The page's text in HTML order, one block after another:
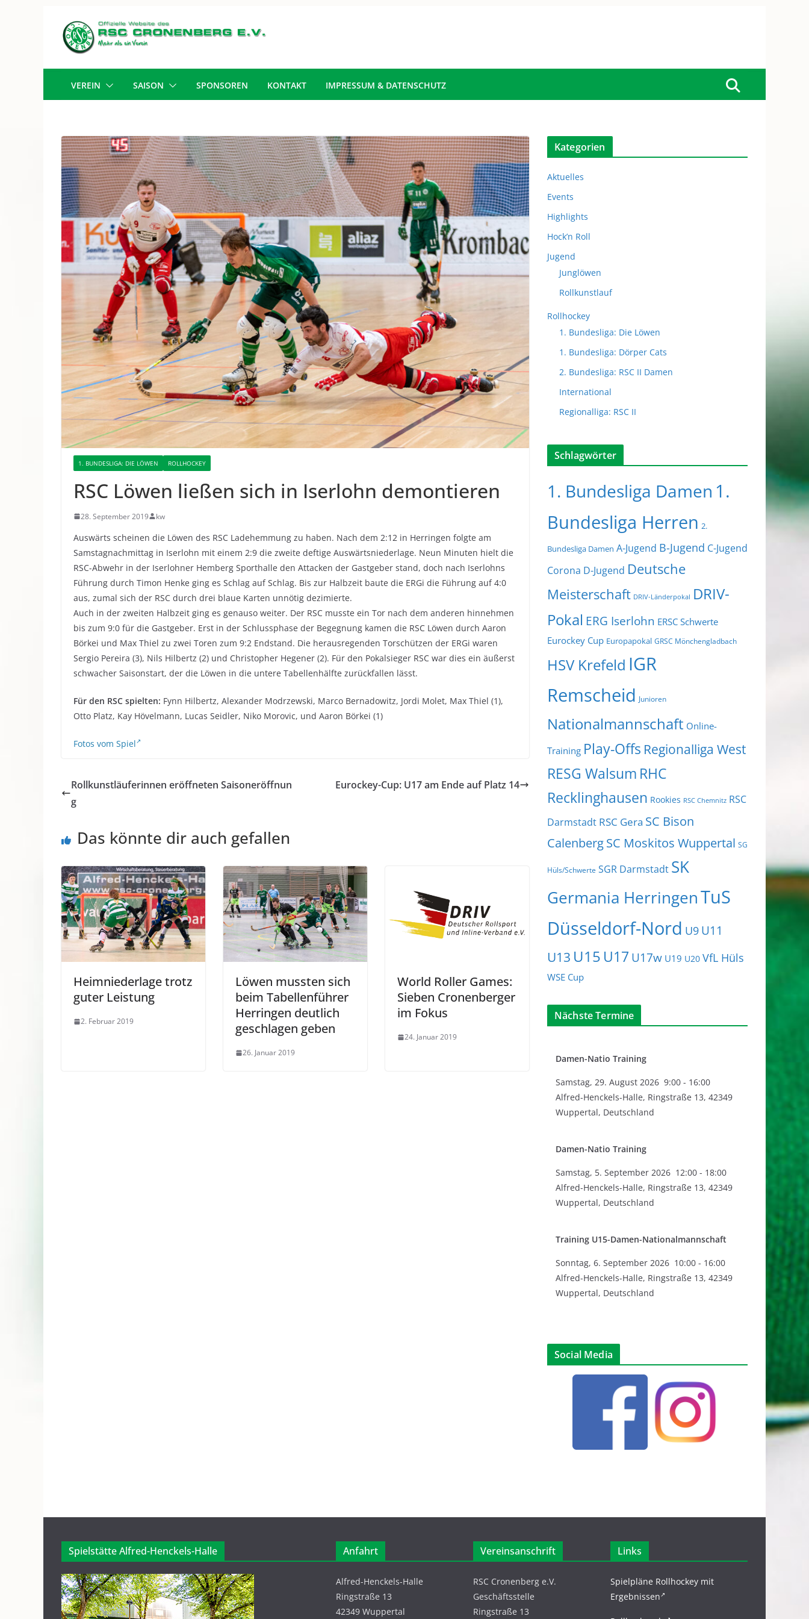
Inhalt
springen
VEREIN SAISON SPONSOREN KONTAKT IMPRESSUM & DATENSCHUTZ
1. BUNDESLIGA: DIE LÖWEN ROLLHOCKEY
RSC Löwen ließen sich in Iserlohn demontieren
28. September 2019 kw
Auswärts scheinen die Löwen des RSC Ladehemmung zu haben. Nach dem 2:12 in Herringen folgte am
Samstagnachmittag in Iserlohn mit einem 2:9 die zweite deftige Auswärtsniederlage. Neun Minuten hielt die
RSC-Abwehr in der Iserlohner Hemberg Sporthalle den Attacken der Gastgeber stand, doch nach Iserlohns
Führung durch Timon Henke ging es Schlag auf Schlag. Bis zur Halbzeit baute die ERGi die Führung auf 4:0
aus, zumal sich der RSC durch drei blaue Karten unnötig dezimierte.
Auch in der zweiten Halbzeit ging es genauso weiter. Der RSC musste ein Tor nach dem anderen hinnehmen
bis zum 9:0 für die Gastgeber. Erst in der Schlussphase der Begegnung kamen die RSC Löwen durch Aaron
Börkei und Max Thiel zu zwei Toren zum 9:2 Endstand. Die herausregenden Torschützen der ERGi waren
Sergio Pereira (3), Nils Hilbertz (2) und Christopher Hegener (2). Für den Pokalsieger RSC war dies ein äußerst
schwacher Saisonstart, der die Löwen in die untere Tabellenhälfte zurückfallen lässt.
Für den RSC spielten: Fynn Hilbertz, Alexander Modrzewski, Marco Bernadowitz, Jordi Molet, Max Thiel (1),
Otto Platz, Kay Hövelmann, Lucas Seidler, Niko Morovic, und Aaron Börkei (1)
Fotos vom Spiel
Rollkunstläuferinnen eröffneten Saisoneröffnun
g
Eurockey-Cup: U17 am Ende auf Platz 14
Das könnte dir auch gefallen
Heimniederlage trotz
guter Leistung
2. Februar 2019
Löwen mussten sich
beim Tabellenführer
Herringen deutlich
geschlagen geben
26. Januar 2019
World Roller Games:
Sieben Cronenberger
im Fokus
24. Januar 2019
Kategorien
Aktuelles
Events
Highlights
Hock’n Roll
Jugend
Junglöwen
Rollkunstlauf
Rollhockey
1. Bundesliga: Die Löwen
1. Bundesliga: Dörper Cats
2. Bundesliga: RSC II Damen
International
Regionalliga: RSC II
Schlagwörter
1. Bundesliga Damen 1.
Bundesliga Herren 2.
Bundesliga Damen A-Jugend B-Jugend C-Jugend
Corona D-Jugend Deutsche
Meisterschaft DRIV-Länderpokal DRIV-
Pokal ERG Iserlohn ERSC Schwerte
Eurockey Cup Europapokal GRSC Mönchengladbach
HSV Krefeld IGR
Remscheid Junioren
Nationalmannschaft Online-
Training Play-Offs Regionalliga West
RESG Walsum RHC
Recklinghausen Rookies RSC Chemnitz RSC
Darmstadt RSC Gera SC Bison
CalenbergSC Moskitos Wuppertal SG
Hüls/Schwerte SGR Darmstadt SK
Germania HerringenTuS
Düsseldorf-Nord U9 U11
U13 U15 U17 U17w U19 U20 VfL Hüls
WSE Cup
Nächste Termine
Damen-Natio Training
Samstag, 29. August 2026 9:00 - 16:00
Alfred-Henckels-Halle, Ringstraße 13, 42349
Wuppertal, Deutschland
Damen-Natio Training
Samstag, 5. September 2026 12:00 - 18:00
Alfred-Henckels-Halle, Ringstraße 13, 42349
Wuppertal, Deutschland
Training U15-Damen-Nationalmannschaft
Sonntag, 6. September 2026 10:00 - 16:00
Alfred-Henckels-Halle, Ringstraße 13, 42349
Wuppertal, Deutschland
Social Media
Spielstätte Alfred-Henckels-Halle Anfahrt
Alfred-Henckels-Halle
Ringstraße 13
42349 Wuppertal
Vereinsanschrift
RSC Cronenberg e.V.
Geschäftsstelle
Ringstraße 13
Links
Spielpläne Rollhockey mit
Ergebnissen